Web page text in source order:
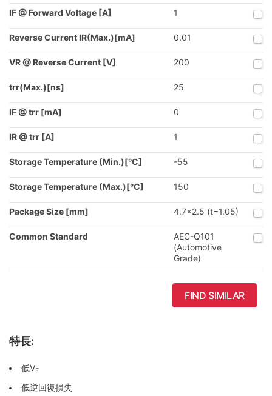
IF @ Forward Voltage [A] 1
Reverse Current IR(Max.)[mA] 0.01
VR @ Reverse Current [V] 200
trr(Max.)[ns] 25
IF @ trr [mA] 0
IR @ trr [A] 1
Storage Temperature (Min.)[°C] -55
Storage Temperature (Max.)[°C] 150
Package Size [mm] 4.7x2.5 (t=1.05)
Common Standard
AEC-Q101
(Automotive
Grade)
FIND SIMILAR
特長:
低VF
低逆回復損失